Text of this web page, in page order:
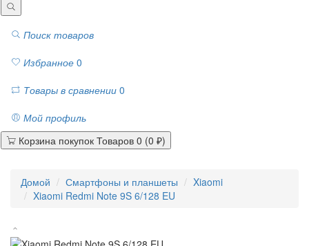
Поиск товаров
Избранное 0
Товары в сравнении 0
Мой профиль
Корзина покупок Товаров 0 (0 ₽)
Домой Смартфоны и планшеты
Xiaomi
Xiaomi Redmi Note 9S 6/128 EU